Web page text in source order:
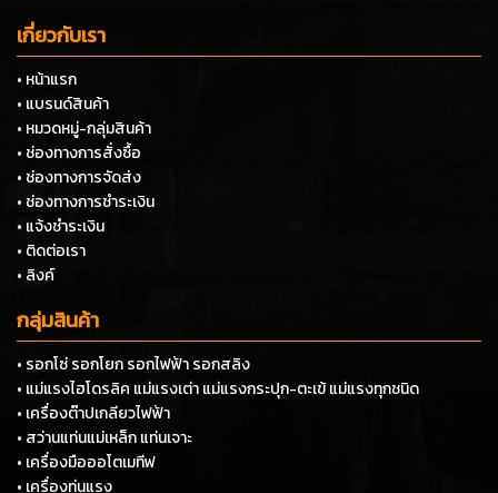
เกี่ยวกับเรา
• หน้าแรก
• แบรนด์สินค้า
• หมวดหมู่-กลุ่มสินค้า
• ช่องทางการสั่งซื้อ
• ช่องทางการจัดส่ง
• ช่องทางการชำระเงิน
• แจ้งชำระเงิน
• ติดต่อเรา
• ลิงค์
กลุ่มสินค้า
• รอกโซ่ รอกโยก รอกไฟฟ้า รอกสลิง
• แม่แรงไฮโดรลิค แม่แรงเต่า แม่แรงกระปุก-ตะเข้ แม่แรงทุกชนิด
• เครื่องต๊าปเกลียวไฟฟ้า
• สว่านแท่นแม่เหล็ก แท่นเจาะ
• เครื่องมือออโตเมทีฟ
• เครื่องทุ่นแรง